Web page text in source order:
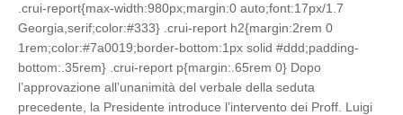
.crui-report{max-width:980px;margin:0 auto;font:17px/1.7
Georgia,serif;color:#333} .crui-report h2{margin:2rem 0
1rem;color:#7a0019;border-bottom:1px solid #ddd;padding-
bottom:.35rem} .crui-report p{margin:.65rem 0} Dopo
l’approvazione all’unanimità del verbale della seduta
precedente, la Presidente introduce l’intervento dei Proff. Luigi